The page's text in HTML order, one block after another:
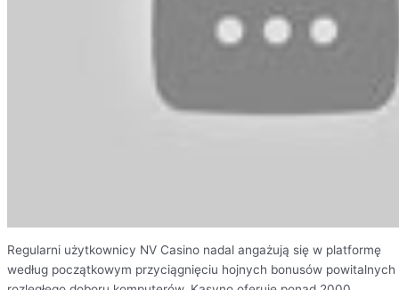
Regularni użytkownicy NV Casino nadal angażują się w platformę
według początkowym przyciągnięciu hojnych bonusów powitalnych